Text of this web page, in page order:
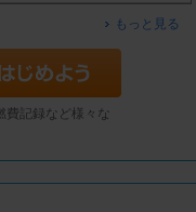
もっと見る
費記録など様々な